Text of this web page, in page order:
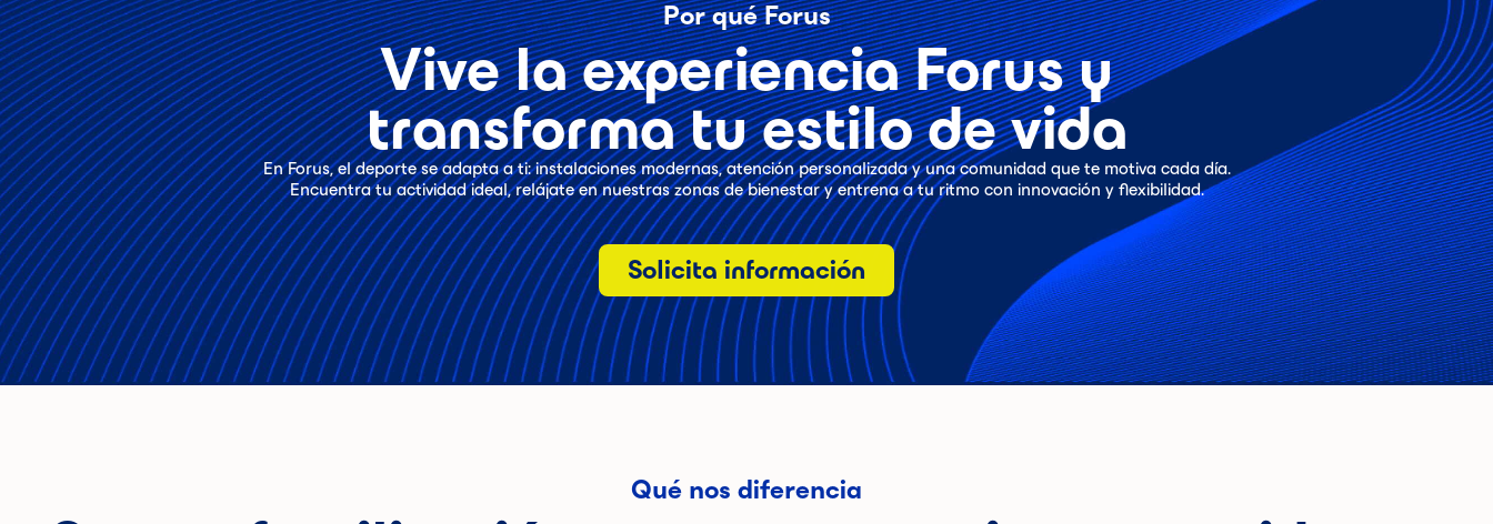
Por qué Forus
Vive la experiencia Forus y
transforma tu estilo de vida
En Forus, el deporte se adapta a ti: instalaciones modernas, atención personalizada y una comunidad que te motiva cada día.
Encuentra tu actividad ideal, relájate en nuestras zonas de bienestar y entrena a tu ritmo con innovación y flexibilidad.
Solicita información
Qué nos diferencia